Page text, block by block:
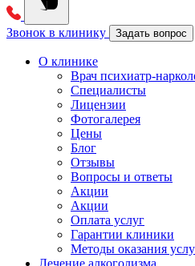
Звонок в клинику Задать вопрос
О клинике
Врач психиатр-
Специалисты
Лицензии
Фотогалерея
Цены
Блог
Отзывы
Вопросы и ответы
Акции
Акции
Оплата услуг
Гарантии клиники
Методы оказания
Лечение алкоголизма